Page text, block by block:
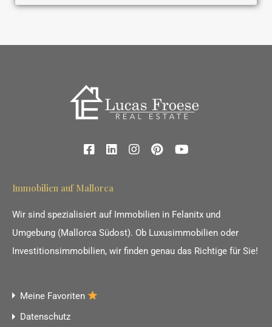
Immobilien auf Mallorca
Wir sind spezialisiert auf Immobilien in Felanitx und
Umgebung (Mallorca Südost). Ob Luxusimmobilien oder
Investitionsimmobilien, wir finden genau das Richtige für Sie!
Meine Favoriten
Datenschutz